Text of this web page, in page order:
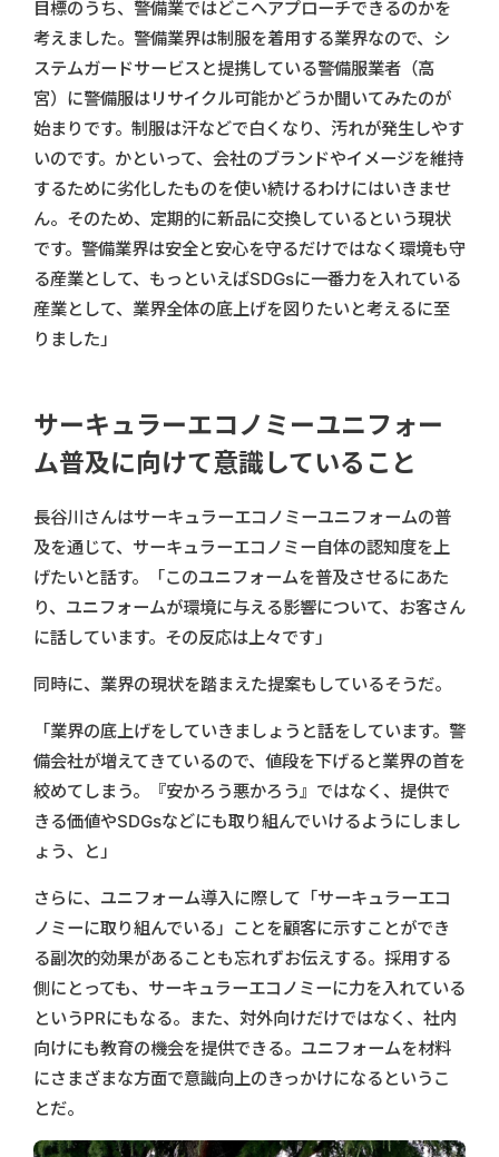
目標のうち、警備業ではどこへアプローチできるのかを
考えました。警備業界は制服を着用する業界なので、シ
ステムガードサービスと提携している警備服業者（高
宮）に警備服はリサイクル可能かどうか聞いてみたのが
始まりです。制服は汗などで白くなり、汚れが発生しやす
いのです。かといって、会社のブランドやイメージを維持
するために劣化したものを使い続けるわけにはいきませ
ん。そのため、定期的に新品に交換しているという現状
です。警備業界は安全と安心を守るだけではなく環境も守
る産業として、もっといえばSDGsに一番力を入れている
産業として、業界全体の底上げを図りたいと考えるに至
りました」
サーキュラーエコノミーユニフォー
ム普及に向けて意識していること
長谷川さんはサーキュラーエコノミーユニフォームの普
及を通じて、サーキュラーエコノミー自体の認知度を上
げたいと話す。「このユニフォームを普及させるにあた
り、ユニフォームが環境に与える影響について、お客さん
に話しています。その反応は上々です」
同時に、業界の現状を踏まえた提案もしているそうだ。
「業界の底上げをしていきましょうと話をしています。警
備会社が増えてきているので、値段を下げると業界の首を
絞めてしまう。『安かろう悪かろう』ではなく、提供で
きる価値やSDGsなどにも取り組んでいけるようにしまし
ょう、と」
さらに、ユニフォーム導入に際して「サーキュラーエコ
ノミーに取り組んでいる」ことを顧客に示すことができ
る副次的効果があることも忘れずお伝えする。採用する
側にとっても、サーキュラーエコノミーに力を入れている
というPRにもなる。また、対外向けだけではなく、社内
向けにも教育の機会を提供できる。ユニフォームを材料
にさまざまな方面で意識向上のきっかけになるというこ
とだ。